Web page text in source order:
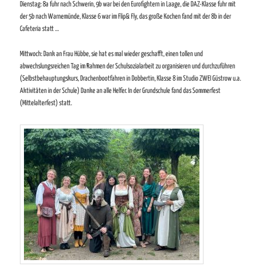
Dienstag: 8a fuhr nach Schwerin, 9b war bei den Eurofightern in Laage, die DAZ-Klasse fuhr mit
der 5b nach Warnemünde, Klasse 6 war im Flip& Fly, das große Kochen fand mit der 8b in der
Cafeteria statt …
Mittwoch: Dank an Frau Hübbe, sie hat es mal wieder geschafft, einen tollen und
abwechslungsreichen Tag im Rahmen der Schulsozialarbeit zu organisieren und durchzuführen
(Selbstbehauptungskurs, Drachenbootfahren in Dobbertin, Klasse 8 im Studio ZWEI Güstrow u.a.
Aktivitäten in der Schule) Danke an alle Helfer. In der Grundschule fand das Sommerfest
(Mittelalterfest) statt.